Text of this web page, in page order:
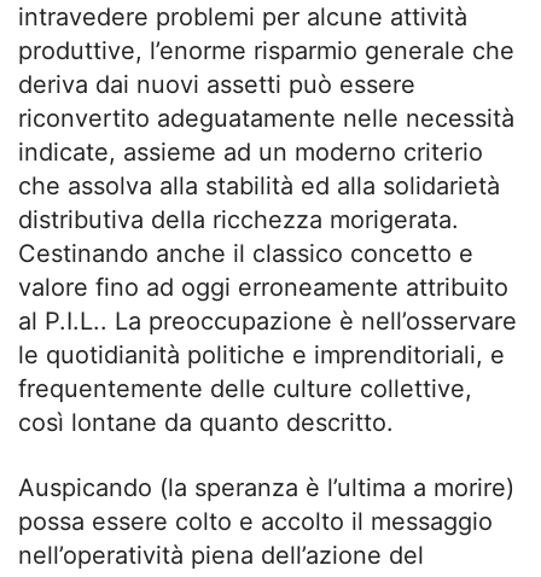
intravedere problemi per alcune attività
produttive, l’enorme risparmio generale che
deriva dai nuovi assetti può essere
riconvertito adeguatamente nelle necessità
indicate, assieme ad un moderno criterio
che assolva alla stabilità ed alla solidarietà
distributiva della ricchezza morigerata.
Cestinando anche il classico concetto e
valore fino ad oggi erroneamente attribuito
al P.I.L.. La preoccupazione è nell’osservare
le quotidianità politiche e imprenditoriali, e
frequentemente delle culture collettive,
così lontane da quanto descritto.
Auspicando (la speranza è l’ultima a morire)
possa essere colto e accolto il messaggio
nell’operatività piena dell’azione del